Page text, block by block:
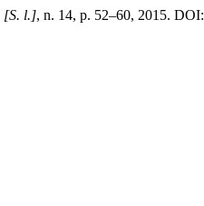
[S. l.], n. 14, p. 52–60, 2015. DOI: